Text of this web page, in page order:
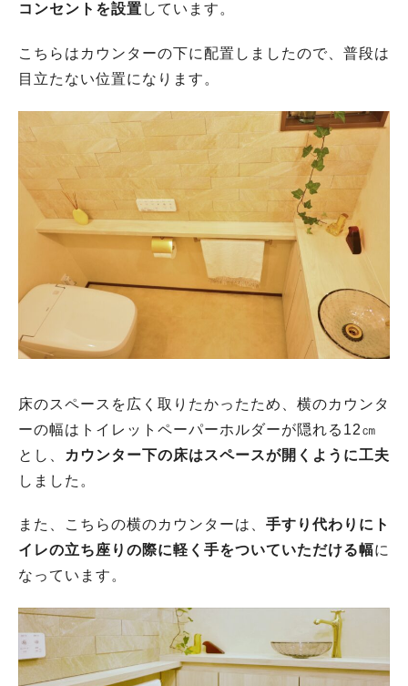
コンセントを設置 しています。
こちらはカウンターの下に配置しましたので、普段は
目立たない位置になります。
床のスペースを広く取りたかったため、横のカウンタ
ーの幅はトイレットペーパーホルダーが隠れる12㎝
とし、
カウンター下の床はスペースが開くように工夫
しました。
また、こちらの横のカウンターは、 手すり代わりにト
イレの立ち座りの際に軽く手をついていただける幅に
なっています。